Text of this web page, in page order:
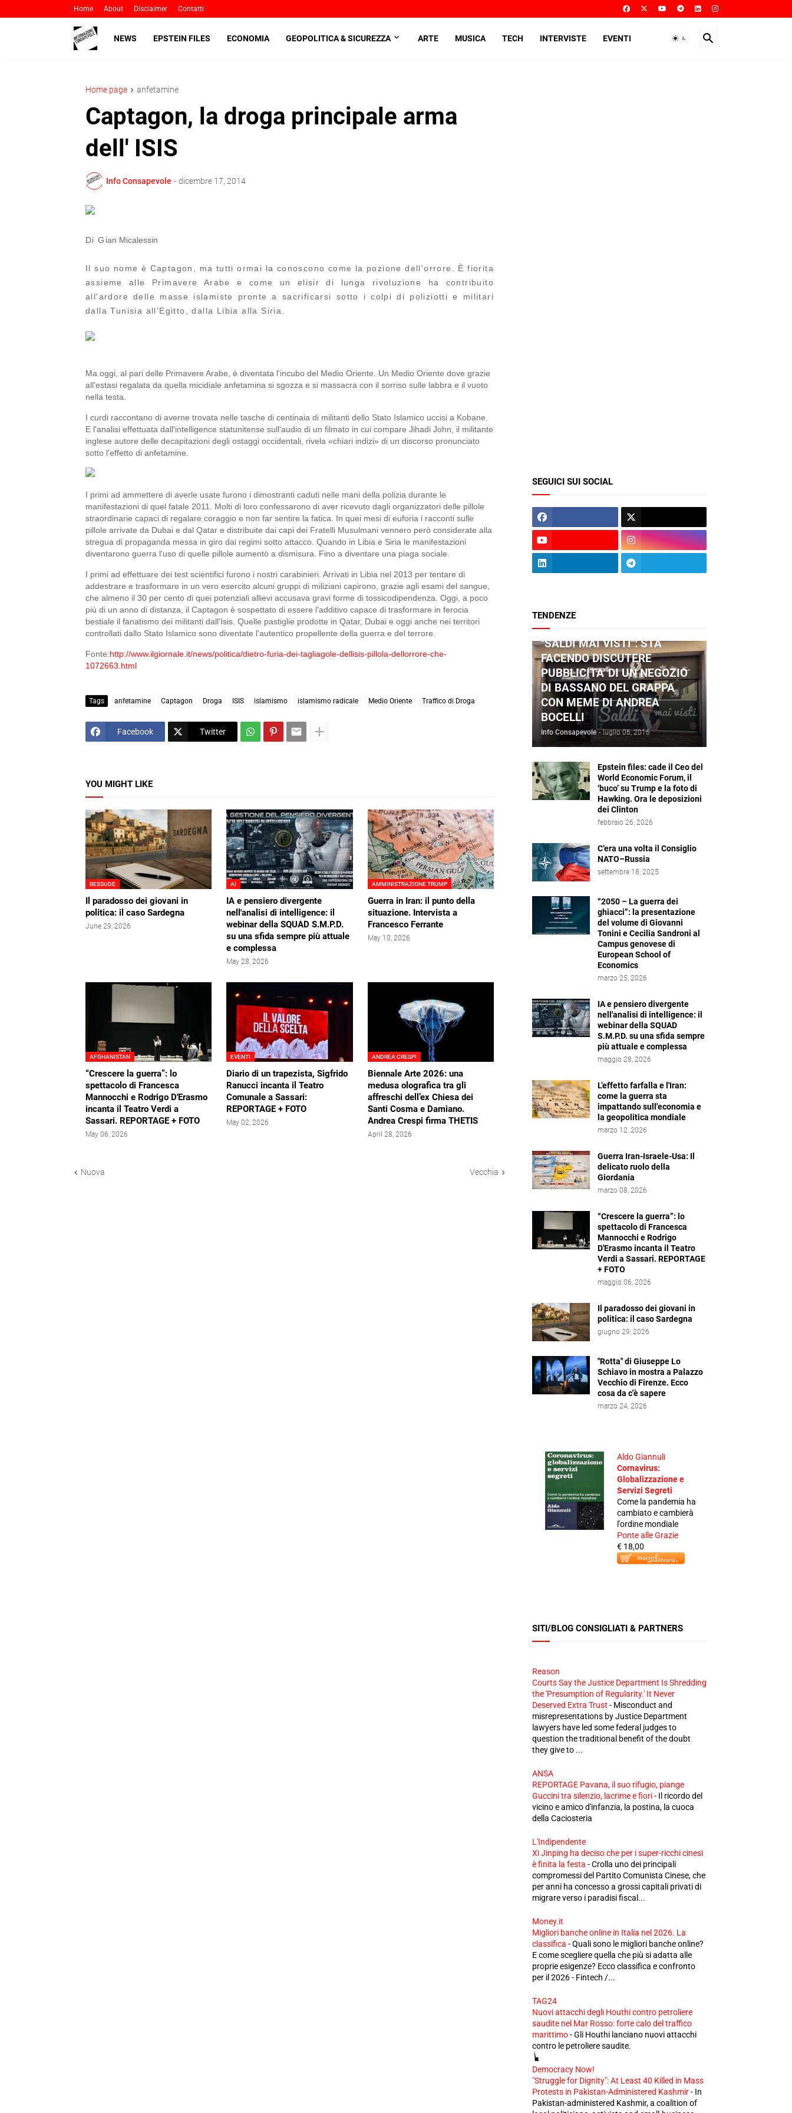
Home About Disclaimer Contatti
NEWS EPSTEIN FILES ECONOMIA GEOPOLITICA & SICUREZZA ARTE MUSICA TECH INTERVISTE EVENTI
Home page anfetamine
Captagon, la droga principale arma
dell' ISIS
Info Consapevole - dicembre 17, 2014
Di G ian Micalessin
Il suo nome è Captagon, ma tutti ormai la conoscono come la pozione dell'orrore. È fiorita
assieme alle Primavere Arabe e come un elisir di lunga rivoluzione ha contribuito
all'ardore delle masse islamiste pronte a sacrificarsi sotto i colpi di poliziotti e militari
dalla Tunisia all'Egitto, dalla Libia alla Siria.
Ma oggi, al pari delle Primavere Arabe, è diventata l'incubo del Medio Oriente. Un Medio Oriente dove grazie
all'estasi regalata da quella micidiale anfetamina si sgozza e si massacra con il sorriso sulle labbra e il vuoto
nella testa.
I curdi raccontano di averne trovata nelle tasche di centinaia di militanti dello Stato Islamico uccisi a Kobane.
E l'analisi effettuata dall'intelligence statunitense sull'audio di un filmato in cui compare Jihadi John, il militante
inglese autore delle decapitazioni degli ostaggi occidentali, rivela «chiari indizi» di un discorso pronunciato
sotto l'effetto di anfetamine.
I primi ad ammettere di averle usate furono i dimostranti caduti nelle mani della polizia durante le
manifestazioni di quel fatale 2011. Molti di loro confessarono di aver ricevuto dagli organizzatori delle pillole
straordinarie capaci di regalare coraggio e non far sentire la fatica. In quei mesi di euforia i racconti sulle
pillole arrivate da Dubai e dal Qatar e distribuite dai capi dei Fratelli Musulmani vennero però considerate alla
stregua di propaganda messa in giro dai regimi sotto attacco. Quando in Libia e Siria le manifestazioni
diventarono guerra l'uso di quelle pillole aumentò a dismisura. Fino a diventare una piaga sociale.
I primi ad effettuare dei test scientifici furono i nostri carabinieri. Arrivati in Libia nel 2013 per tentare di
addestrare e trasformare in un vero esercito alcuni gruppi di miliziani capirono, grazie agli esami del sangue,
che almeno il 30 per cento di quei potenziali allievi accusava gravi forme di tossicodipendenza. Oggi, a poco
più di un anno di distanza, il Captagon è sospettato di essere l'additivo capace di trasformare in ferocia
bestiale il fanatismo dei militanti dall'Isis. Quelle pastiglie prodotte in Qatar, Dubai e oggi anche nei territori
controllati dallo Stato Islamico sono diventate l'autentico propellente della guerra e del terrore.
Fonte:http://www.ilgiornale.it/news/politica/dietro-furia-dei-tagliagole-dellisis-pillola-dellorrore-che-
1072663.html
Tags anfetamine Captagon Droga ISIS islamismo islamismo radicale Medio Oriente Traffico di Droga
Facebook Twitter
YOU MIGHT LIKE
BESSUDE
Il paradosso dei giovani in
politica: il caso Sardegna
June 29, 2026
AI
IA e pensiero divergente
nell'analisi di intelligence: il
webinar della SQUAD S.M.P.D.
su una sfida sempre più attuale
e complessa
May 28, 2026
AMMINISTRAZIONE TRUMP
Guerra in Iran: il punto della
situazione. Intervista a
Francesco Ferrante
May 10, 2026
AFGHANISTAN
“Crescere la guerra”: lo
spettacolo di Francesca
Mannocchi e Rodrigo D'Erasmo
incanta il Teatro Verdi a
Sassari. REPORTAGE + FOTO
May 06, 2026
EVENTI
Diario di un trapezista, Sigfrido
Ranucci incanta il Teatro
Comunale a Sassari:
REPORTAGE + FOTO
May 02, 2026
ANDREA CRESPI
Biennale Arte 2026: una
medusa olografica tra gli
affreschi dell’ex Chiesa dei
Santi Cosma e Damiano.
Andrea Crespi firma THETIS
April 28, 2026
Nuova Vecchia
SEGUICI SUI SOCIAL
TENDENZE
"SALDI MAI VISTI": STA
FACENDO DISCUTERE
PUBBLICITA' DI UN NEGOZIO
DI BASSANO DEL GRAPPA
CON MEME DI ANDREA
BOCELLI
Info Consapevole - luglio 06, 2016
Epstein files: cade il Ceo del
World Economic Forum, il
‘buco’ su Trump e la foto di
Hawking. Ora le deposizioni
dei Clinton
febbraio 26, 2026
C’era una volta il Consiglio
NATO–Russia
settembre 18, 2025
“2050 – La guerra dei
ghiacci”: la presentazione
del volume di Giovanni
Tonini e Cecilia Sandroni al
Campus genovese di
European School of
Economics
marzo 25, 2026
IA e pensiero divergente
nell'analisi di intelligence: il
webinar della SQUAD
S.M.P.D. su una sfida sempre
più attuale e complessa
maggio 28, 2026
L’effetto farfalla e l'Iran:
come la guerra sta
impattando sull'economia e
la geopolitica mondiale
marzo 12, 2026
Guerra Iran-Israele-Usa: Il
delicato ruolo della
Giordania
marzo 08, 2026
“Crescere la guerra”: lo
spettacolo di Francesca
Mannocchi e Rodrigo
D'Erasmo incanta il Teatro
Verdi a Sassari. REPORTAGE
+ FOTO
maggio 06, 2026
Il paradosso dei giovani in
politica: il caso Sardegna
giugno 29, 2026
"Rotta" di Giuseppe Lo
Schiavo in mostra a Palazzo
Vecchio di Firenze. Ecco
cosa da c'è sapere
marzo 24, 2026
Aldo Giannuli
Cornavirus:
Globalizzazione e
Servizi Segreti
Come la pandemia ha
cambiato e cambierà
l'ordine mondiale
Ponte alle Grazie
€ 18,00
SITI/BLOG CONSIGLIATI & PARTNERS
Reason
Courts Say the Justice Department Is Shredding
the 'Presumption of Regularity.' It Never
Deserved Extra Trust - Misconduct and
misrepresentations by Justice Department
lawyers have led some federal judges to
question the traditional benefit of the doubt
they give to ...
ANSA
REPORTAGE Pavana, il suo rifugio, piange
Guccini tra silenzio, lacrime e fiori- Il ricordo del
vicino e amico d'infanzia, la postina, la cuoca
della Caciosteria
L'Indipendente
Xi Jinping ha deciso che per i super-ricchi cinesi
è finita la festa -Crolla uno dei principali
compromessi del Partito Comunista Cinese, che
per anni ha concesso a grossi capitali privati di
migrare verso i paradisi fiscal...
Money.it
Migliori banche online in Italia nel 2026. La
classifica -Quali sono le migliori banche online?
E come scegliere quella che più si adatta alle
proprie esigenze? Ecco classifica e confronto
per il 2026 - Fintech /...
TAG24
Nuovi attacchi degli Houthi contro petroliere
saudite nel Mar Rosso: forte calo del traffico
marittimo-Gli Houthi lanciano nuovi attacchi
contro le petroliere saudite.
Democracy Now!
"Struggle for Dignity": At Least 40 Killed in Mass
Protests in Pakistan-Administered Kashmir- In
Pakistan-administered Kashmir, a coalition of